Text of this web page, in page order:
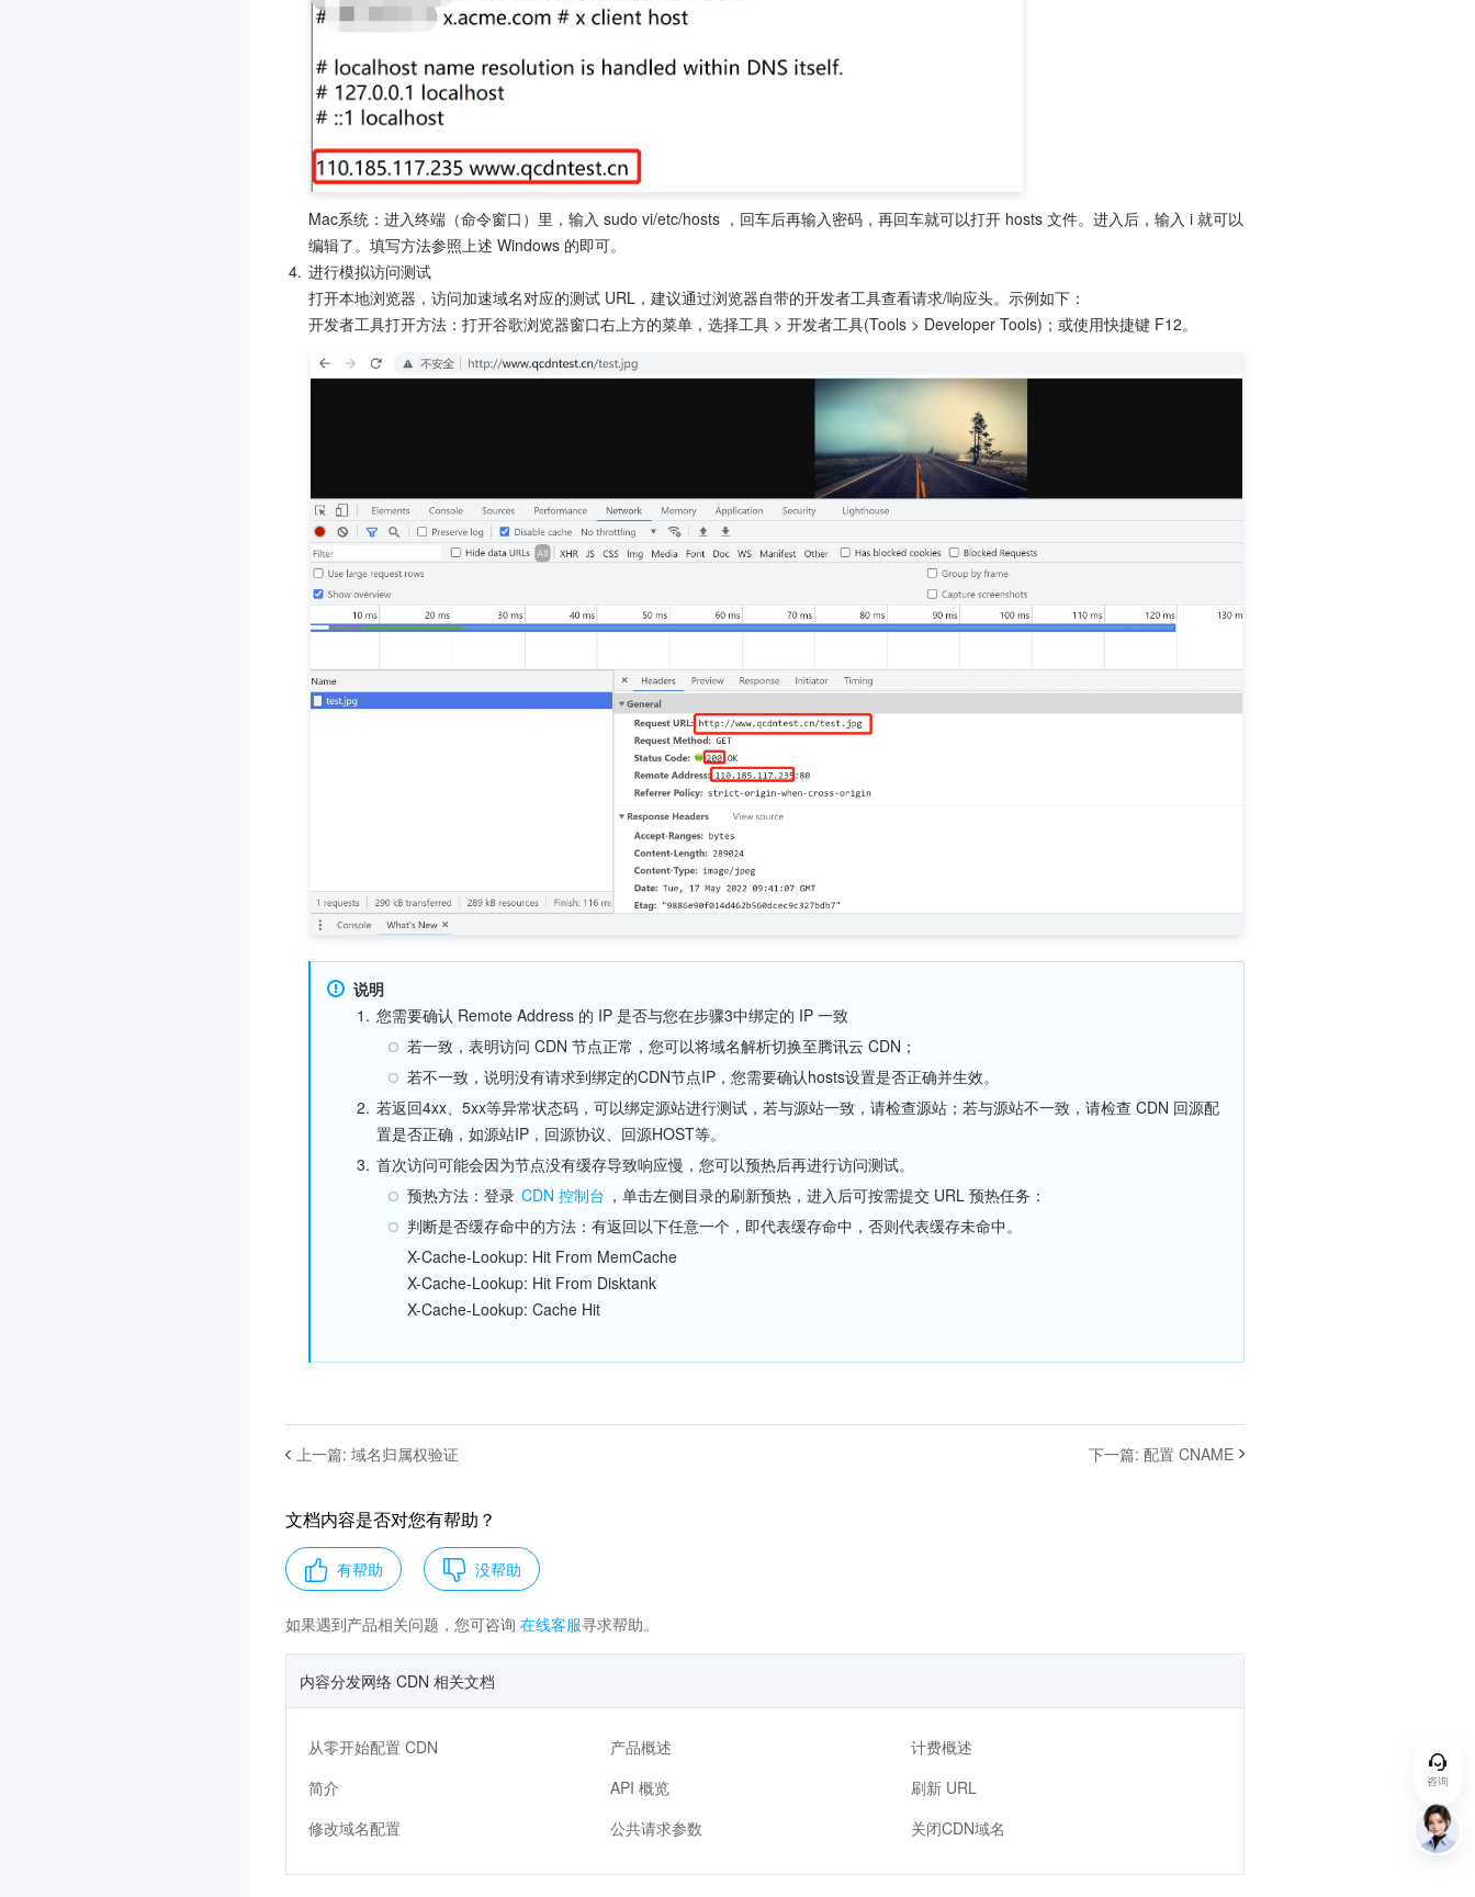
Mac系统：进入终端（命令窗口）里，输入 sudo vi/etc/hosts ，回车后再输入密码，再回车就可以打开 hosts 文件。进入后，输入 i 就可以
编辑了。填写方法参照上述 Windows 的即可。
4. 进行模拟访问测试
打开本地浏览器，访问加速域名对应的测试 URL，建议通过浏览器自带的开发者工具查看请求/响应头。示例如下：
说明
1. 您需要确认 Remote Address 的 IP 是否与您在步骤3中绑定的 IP 一致
若一致，表明访问 CDN 节点正常，您可以将域名解析切换至腾讯云 CDN；
若不一致，说明没有请求到绑定的CDN节点IP，您需要确认hosts设置是否正确并生效。
2. 若返回4xx、5xx等异常状态码，可以绑定源站进行测试，若与源站一致，请检查源站；若与源站不一致，请检查 CDN 回源配
置是否正确，如源站IP，回源协议、回源HOST等。
3. 首次访问可能会因为节点没有缓存导致响应慢，您可以预热后再进行访问测试。
预热方法：登录 CDN 控制台 ，单击左侧目录的刷新预热，进入后可按需提交 URL 预热任务：
判断是否缓存命中的方法：有返回以下任意一个，即代表缓存命中，否则代表缓存未命中。
X-Cache-Lookup: Hit From MemCache
X-Cache-Lookup: Hit From Disktank
X-Cache-Lookup: Cache Hit
上一篇: 域名归属权验证 下一篇: 配置 CNAME
文档内容是否对您有帮助？
有帮助 没帮助
如果遇到产品相关问题，您可咨询 在线客服寻求帮助。
内容分发网络 CDN 相关文档
从零开始配置 CDN 产品概述
计费概述
简介
API 概览
刷新 URL
修改域名配置
公共请求参数 关闭CDN域名
咨询